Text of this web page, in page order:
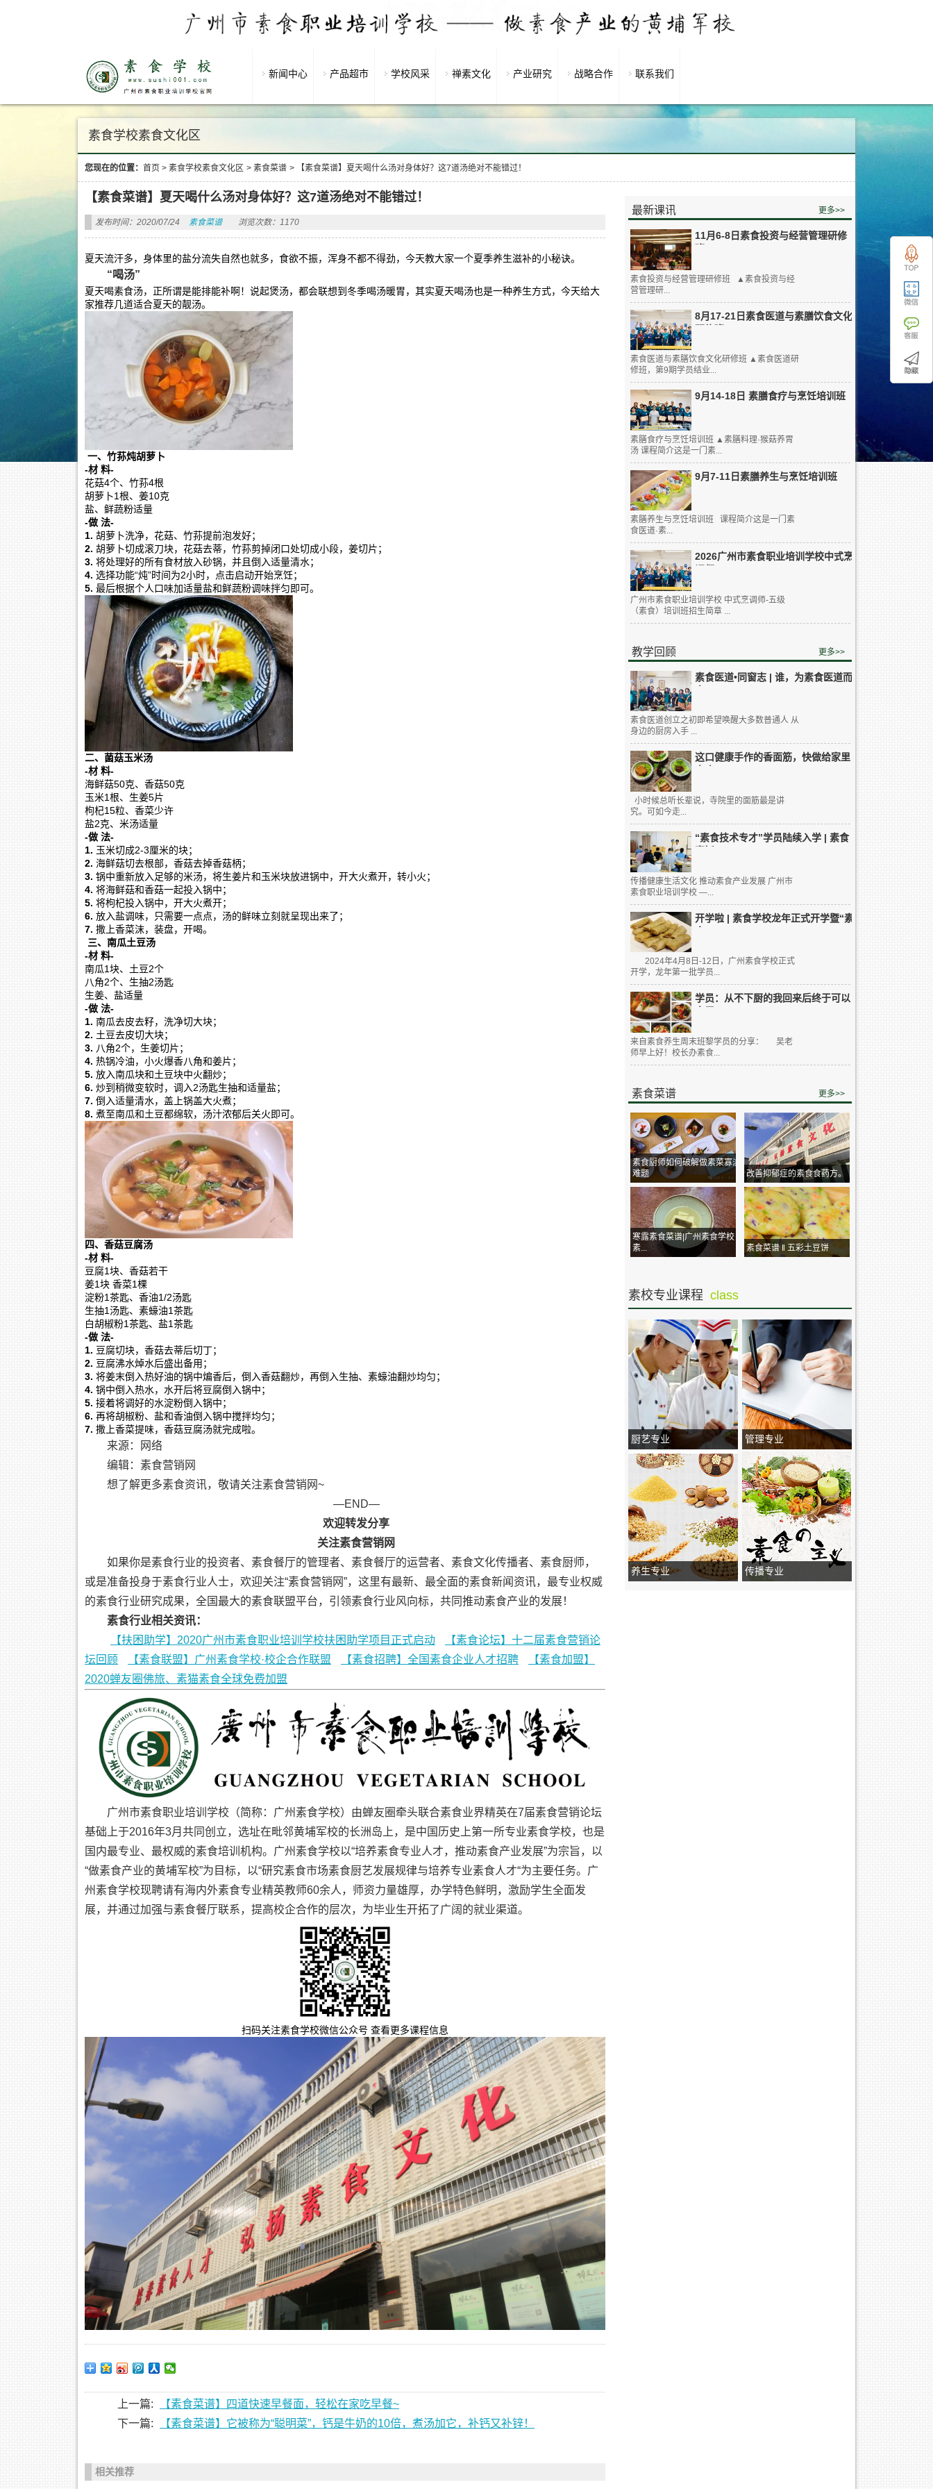
新闻中心 产品超市 学校风采 禅素文化 产业研究 战略合作 联系我们
素食学校素食文化区
您现在的位置： 首页 > 素食学校素食文化区 > 素食菜谱 > 【素食菜谱】夏天喝什么汤对身体好？这7道汤绝对不能错过！
最新课讯 更多>>
11月6-8日素食投资与经营管理研修
素食投资与经营管理研修班 ▲素食投资与经
营管理研...
8月17-21日素食医道与素膳饮食文化
研修班
素食医道与素膳饮食文化研修班 ▲素食医道研
修班，第9期学员结业...
9月14-18日 素膳食疗与烹饪培训班
素膳食疗与烹饪培训班 ▲素膳料理·猴菇养胃
汤 课程简介这是一门素...
9月7-11日素膳养生与烹饪培训班
素膳养生与烹饪培训班 课程简介这是一门素
食医道·素...
2026广州市素食职业培训学校中式烹
广州市素食职业培训学校 中式烹调师-五级
（素食）培训班招生简章 ...
教学回顾 更多>>
素食医道•同窗志 | 谁，为素食医道而
素食医道创立之初即希望唤醒大多数普通人 从
身边的厨房入手 ...
这口健康手作的香面筋，快做给家里
小时候总听长辈说，寺院里的面筋最是讲
究。可如今走...
“素食技术专才”学员陆续入学 | 素食
传播健康生活文化 推动素食产业发展 广州市
素食职业培训学校 —...
开学啦 | 素食学校龙年正式开学暨“素
食...
2024年4月8日-12日，广州素食学校正式
开学，龙年第一批学员...
学员：从不下厨的我回来后终于可以
来自素食养生周末班黎学员的分享： 吴老
师早上好！校长办素食...
素食菜谱 更多>>
素食厨师如何破解做素菜寡淡
难题
改善抑郁症的素食食药方。
寒露素食菜谱|广州素食学校
素...
素食菜谱 ‖ 五彩土豆饼
素校专业课程 class
厨艺专业 管理专业
养生专业 传播专业
【素食菜谱】夏天喝什么汤对身体好？这7道汤绝对不能错过！
发布时间：2020/07/24 素食菜谱 浏览次数：1170
夏天流汗多，身体里的盐分流失自然也就多，食欲不振，浑身不都不得劲，今天教大家一个夏季养生滋补的小秘诀。
“喝汤”
夏天喝素食汤，正所谓是能排能补啊！说起煲汤，都会联想到冬季喝汤暖胃，其实夏天喝汤也是一种养生方式，今天给大
家推荐几道适合夏天的靓汤。
一、竹荪炖胡萝卜
-材 料-
花菇4个、竹荪4根
胡萝卜1根、姜10克
盐、鲜蔬粉适量
-做 法-
1. 胡萝卜洗净，花菇、竹荪提前泡发好；
2. 胡萝卜切成滚刀块，花菇去蒂，竹荪剪掉闭口处切成小段，姜切片；
3. 将处理好的所有食材放入砂锅，并且倒入适量清水；
4. 选择功能“炖”时间为2小时，点击启动开始烹饪；
5. 最后根据个人口味加适量盐和鲜蔬粉调味拌匀即可。
二、菌菇玉米汤
-材 料-
海鲜菇50克、香菇50克
玉米1根、生姜5片
枸杞15粒、香菜少许
盐2克、米汤适量
-做 法-
1. 玉米切成2-3厘米的块；
2. 海鲜菇切去根部，香菇去掉香菇柄；
3. 锅中重新放入足够的米汤，将生姜片和玉米块放进锅中，开大火煮开，转小火；
4. 将海鲜菇和香菇一起投入锅中；
5. 将枸杞投入锅中，开大火煮开；
6. 放入盐调味，只需要一点点，汤的鲜味立刻就呈现出来了；
7. 撒上香菜沫，装盘，开喝。
三、南瓜土豆汤
-材 料-
南瓜1块、土豆2个
八角2个、生抽2汤匙
生姜、盐适量
-做 法-
1. 南瓜去皮去籽，洗净切大块；
2. 土豆去皮切大块；
3. 八角2个，生姜切片；
4. 热锅冷油，小火爆香八角和姜片；
5. 放入南瓜块和土豆块中火翻炒；
6. 炒到稍微变软时，调入2汤匙生抽和适量盐；
7. 倒入适量清水，盖上锅盖大火煮；
8. 煮至南瓜和土豆都绵软，汤汁浓郁后关火即可。
四、香菇豆腐汤
-材 料-
豆腐1块、香菇若干
姜1块 香菜1棵
淀粉1茶匙、香油1/2汤匙
生抽1汤匙、素蠔油1茶匙
白胡椒粉1茶匙、盐1茶匙
-做 法-
1. 豆腐切块，香菇去蒂后切丁；
2. 豆腐沸水焯水后盛出备用；
3. 将姜末倒入热好油的锅中煸香后，倒入香菇翻炒，再倒入生抽、素蠔油翻炒均匀；
4. 锅中倒入热水，水开后将豆腐倒入锅中；
5. 接着将调好的水淀粉倒入锅中；
6. 再将胡椒粉、盐和香油倒入锅中搅拌均匀；
7. 撒上香菜提味，香菇豆腐汤就完成啦。
来源：网络
编辑：素食营销网
想了解更多素食资讯，敬请关注素食营销网~
—END—
欢迎转发分享
关注素食营销网
如果你是素食行业的投资者、素食餐厅的管理者、素食餐厅的运营者、素食文化传播者、素食厨师，
或是准备投身于素食行业人士，欢迎关注“素食营销网”，这里有最新、最全面的素食新闻资讯，最专业权威
的素食行业研究成果，全国最大的素食联盟平台，引领素食行业风向标，共同推动素食产业的发展！
素食行业相关资讯：
【扶困助学】2020广州市素食职业培训学校扶困助学项目正式启动
【素食论坛】十二届素食营销论
坛回顾
【素食联盟】广州素食学校·校企合作联盟 【素食招聘】全国素食企业人才招聘
【素食加盟】
2020蝉友圈佛旅、素猫素食全球免费加盟
广州市素食职业培训学校（简称：广州素食学校）由蝉友圈牵头联合素食业界精英在7届素食营销论坛
基础上于2016年3月共同创立，选址在毗邻黄埔军校的长洲岛上，是中国历史上第一所专业素食学校，也是
国内最专业、最权威的素食培训机构。广州素食学校以“培养素食专业人才，推动素食产业发展”为宗旨，以
“做素食产业的黄埔军校”为目标，以“研究素食市场素食厨艺发展规律与培养专业素食人才“为主要任务。广
州素食学校现聘请有海内外素食专业精英教师60余人，师资力量雄厚，办学特色鲜明，激励学生全面发
展，并通过加强与素食餐厅联系，提高校企合作的层次，为毕业生开拓了广阔的就业渠道。
扫码关注素食学校微信公众号 查看更多课程信息
上一篇:
【素食菜谱】四道快速早餐面，轻松在家吃早餐~
下一篇:
【素食菜谱】它被称为“聪明菜”，钙是牛奶的10倍，煮汤加它，补钙又补锌！
相关推荐